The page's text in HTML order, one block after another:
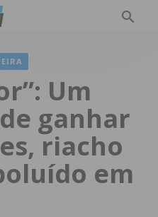
Um
ganhar
riacho
em